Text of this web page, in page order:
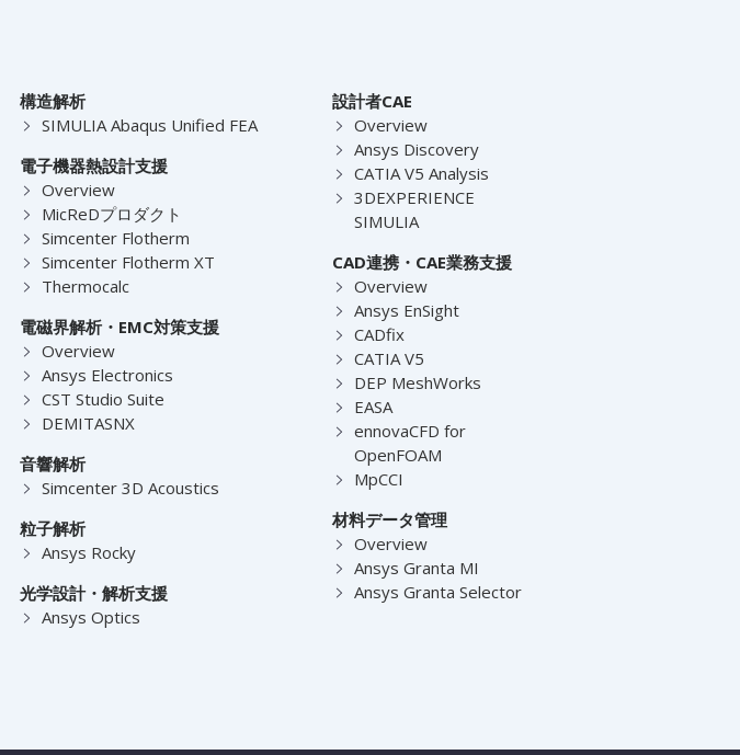
構造解析
SIMULIA Abaqus Unified FEA
電子機器熱設計支援
Overview
MicReDプロダクト
Simcenter Flotherm
Simcenter Flotherm XT
Thermocalc
電磁界解析・EMC対策支援
Overview
Ansys Electronics
CST Studio Suite
DEMITASNX
音響解析
Simcenter 3D Acoustics
粒子解析
Ansys Rocky
光学設計・解析支援
Ansys Optics
設計者CAE
Overview
Ansys Discovery
CATIA V5 Analysis
3DEXPERIENCE
SIMULIA
CAD連携・CAE業務支援
Overview
Ansys EnSight
CADfix
CATIA V5
DEP MeshWorks
EASA
ennovaCFD for
OpenFOAM
MpCCI
材料データ管理
Overview
Ansys Granta MI
Ansys Granta Selector